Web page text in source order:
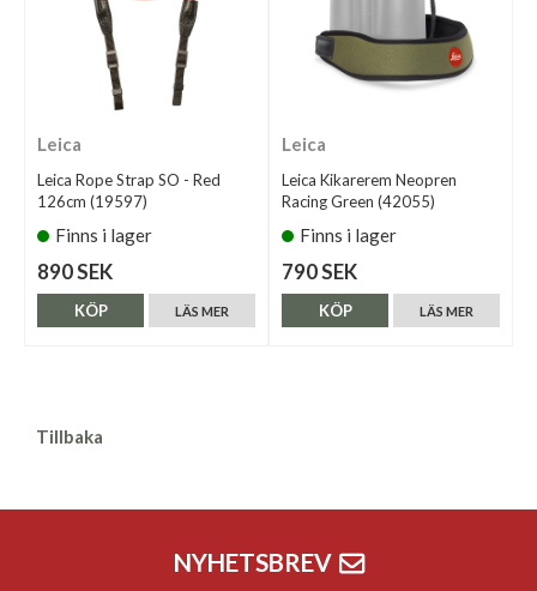
Leica
Leica Rope Strap SO - Red
126cm (19597)
Finns i lager
890 SEK
LÄS MER
KÖP
Leica
Leica Kikarerem Neopren
Racing Green (42055)
Finns i lager
790 SEK
LÄS MER
KÖP
Tillbaka
NYHETSBREV